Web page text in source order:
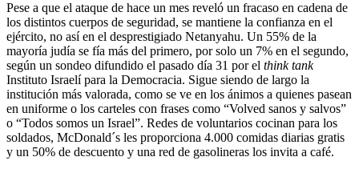
Pese a que el ataque de hace un mes reveló un fracaso en cadena de
los distintos cuerpos de seguridad, se mantiene la confianza en el
ejército, no así en el desprestigiado Netanyahu. Un 55% de la
mayoría judía se fía más del primero, por solo un 7% en el segundo,
según un sondeo difundido el pasado día 31 por el think tank
Instituto Israelí para la Democracia. Sigue siendo de largo la
institución más valorada, como se ve en los ánimos a quienes pasean
en uniforme o los carteles con frases como “Volved sanos y salvos”
o “Todos somos un Israel”. Redes de voluntarios cocinan para los
soldados, McDonald´s les proporciona 4.000 comidas diarias gratis
y un 50% de descuento y una red de gasolineras los invita a café.